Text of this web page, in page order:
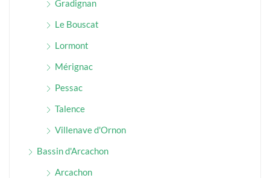
Gradignan
Le Bouscat
Lormont
Mérignac
Pessac
Talence
Villenave d'Ornon
Bassin d'Arcachon
Arcachon